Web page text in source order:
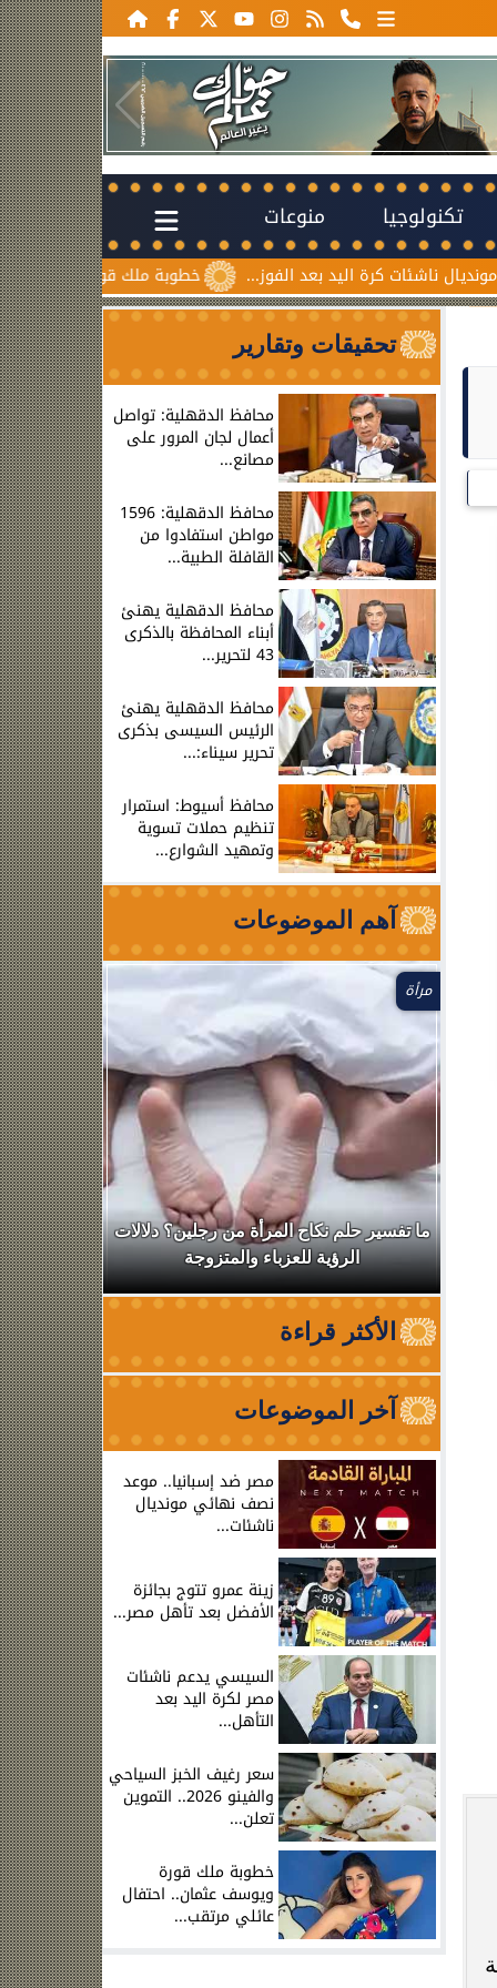
تكنولوجيا منوعات
خطوبة ملك قورة ويوسف عثمان.. احتفال اليد بعد الفوز...
تحقيقات وتقارير
محافظ الدقهلية: تواصل
أعمال لجان المرور على
مصانع...
محافظ الدقهلية: 1596
مواطن استفادوا من
القافلة الطبية...
محافظ الدقهلية يهنئ
أبناء المحافظة بالذكرى
43 لتحرير...
محافظ الدقهلية يهنئ
الرئيس السيسى بذكرى
تحرير سيناء:...
محافظ أسيوط: استمرار
تنظيم حملات تسوية
وتمهيد الشوارع...
آهم الموضوعات
مرأة
ما تفسير حلم نكاح المرأة من رجلين؟ دلالات
الرؤية للعزباء والمتزوجة
نقابة
من
الأكثر قراءة
آخر الموضوعات
مصر ضد إسبانيا.. موعد
نصف نهائي مونديال
ناشئات...
زينة عمرو تتوج بجائزة
الأفضل بعد تأهل مصر...
السيسي يدعم ناشئات
مصر لكرة اليد بعد
التأهل...
سعر رغيف الخبز السياحي
والفينو 2026.. التموين
تعلن...
خطوبة ملك قورة
ويوسف عثمان.. احتفال
عائلي مرتقب...